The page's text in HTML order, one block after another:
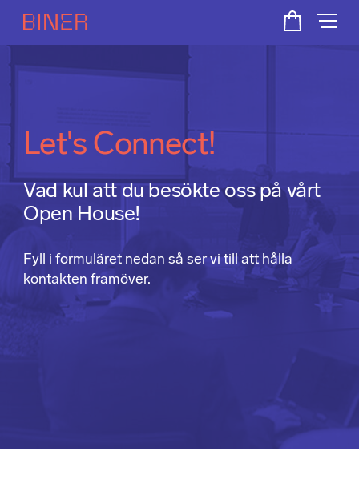
Let's Connect!
Vad kul att du besökte oss på vårt
Open House!
Fyll i formuläret nedan så ser vi till att hålla
kontakten framöver.